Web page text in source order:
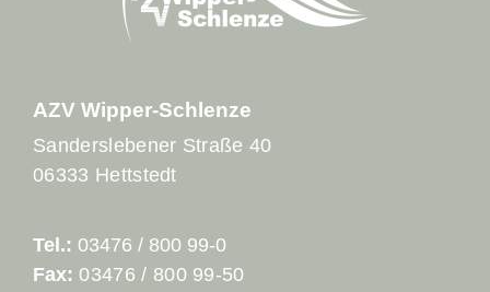
AZV Wipper-Schlenze
Sanderslebener Straße 40
06333 Hettstedt
Tel.: 03476 / 800 99-0
Fax: 03476 / 800 99-50